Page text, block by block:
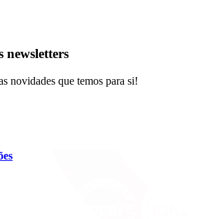
newsletters
novidades que temos para si!